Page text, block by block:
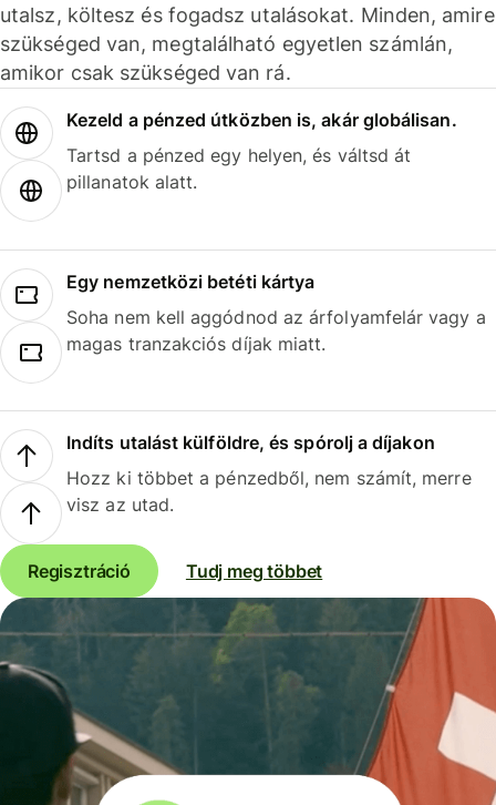
utalsz, költesz és fogadsz utalásokat. Minden, amire
szükséged van, megtalálható egyetlen számlán,
amikor csak szükséged van rá.
Kezeld a pénzed útközben is, akár globálisan.
Tartsd a pénzed egy helyen, és váltsd át
pillanatok alatt.
Egy nemzetközi betéti kártya
Soha nem kell aggódnod az árfolyamfelár vagy a
magas tranzakciós díjak miatt.
Indíts utalást külföldre, és spórolj a díjakon
Hozz ki többet a pénzedből, nem számít, merre
visz az utad.
Regisztráció Tudj meg többet